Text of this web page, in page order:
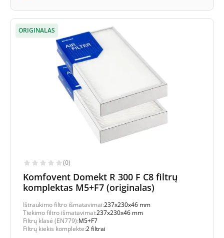
ORIGINALAS
(0)
Komfovent Domekt R 300 F C8 filtrų
komplektas M5+F7 (originalas)
Ištraukimo filtro išmatavimai:237x230x46 mm
Tiekimo filtro išmatavimai:237x230x46 mm
Filtrų klasė (EN779):M5+F7
Filtrų kiekis komplekte:2 filtrai